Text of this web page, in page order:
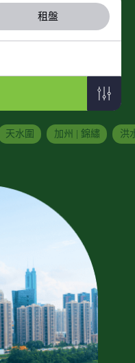
租盤
天水圍 加州 | 錦繡 洪